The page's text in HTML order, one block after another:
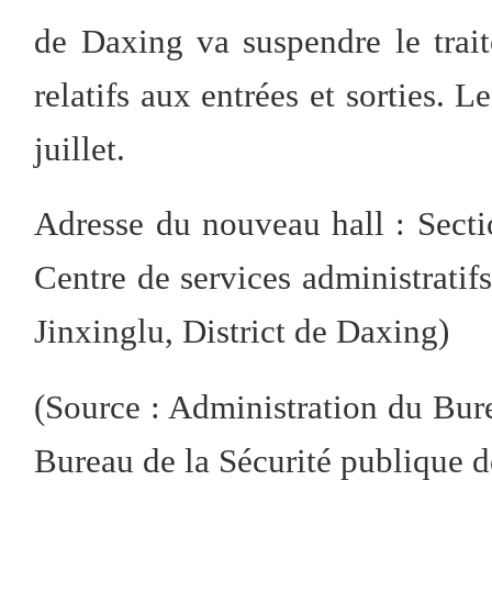
de Daxing va suspendre le
relatifs aux entrées et sorties.
juillet.
Adresse du nouveau hall :
Centre de services
Jinxinglu, District de Daxing)
(Source : Administration du
Bureau de la Sécurité publique